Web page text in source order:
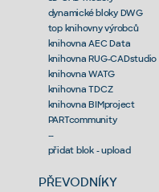
dynamické bloky DWG
top knihovny výrobců
knihovna AEC Data
knihovna RUG-CADstudio
knihovna WATG
knihovna TDCZ
knihovna BIMproject
PARTcommunity
--
přidat blok - upload
PŘEVODNÍKY